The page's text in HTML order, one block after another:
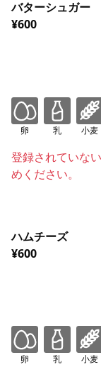
バターシュガー
¥600
卵 乳 小麦
登録されていな
めください。
ハムチーズ
¥600
卵 乳 小麦